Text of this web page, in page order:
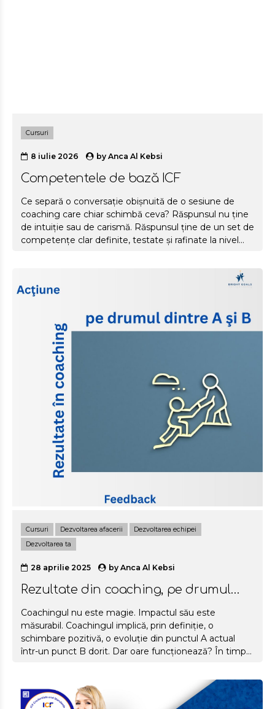
Cursuri
8 iulie 2026 byAnca Al Kebsi
Competentele de bază ICF
Ce separă o conversație obișnuită de o sesiune de
coaching care chiar schimbă ceva? Răspunsul nu ține
de intuiție sau de carismă. Răspunsul ține de un set de
competențe clar definite, testate și rafinate la nivel
structura de bază din spatele fiecărei sesiuni bune de
coaching, indiferent dacă vorbim de life coaching,
articol, trecem prin competențele ICF una câte una. În
coaching folosim competențele ca pe baze reale, pe
care le poți recunoaște (și dezvolta) în propria ta
practică, fie...
Cursuri Dezvoltarea afacerii
Dezvoltarea echipei
Dezvoltarea ta
28 aprilie 2025 byAnca Al Kebsi
Rezultate din coaching, pe drumul
Coachingul nu este magie. Impactul său este
măsurabil. Coachingul implică, prin definiție, o
schimbare pozitivă, o evoluție din punctul A actual
într-un punct B dorit. Dar oare funcționează? În timp
lumea se întreabă dacă are efect. Poți obține
rezultate din coaching? Cum se poate măsura un
Return on Investement și ce ROI are un coach